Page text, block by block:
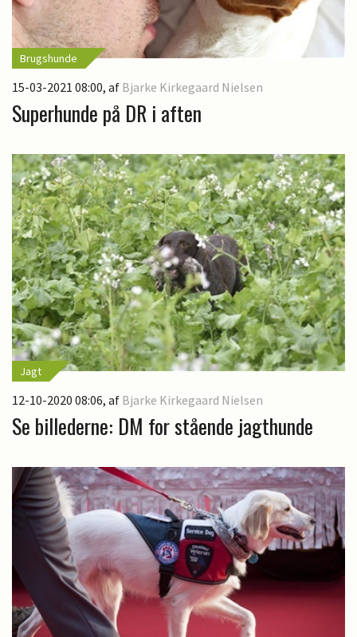
Brugshunde
15-03-2021 08:00, af Bjarke Kirkegaard Nielsen
Superhunde på DR i aften
Jagt
12-10-2020 08:06, af Bjarke Kirkegaard Nielsen
Se billederne: DM for stående jagthunde